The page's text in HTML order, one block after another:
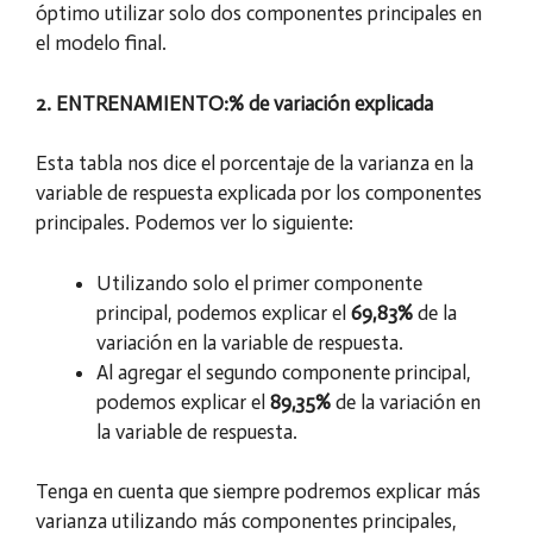
óptimo utilizar solo dos componentes principales en
el modelo final.
2. ENTRENAMIENTO:% de variación explicada
Esta tabla nos dice el porcentaje de la varianza en la
variable de respuesta explicada por los componentes
principales. Podemos ver lo siguiente:
Utilizando solo el primer componente
principal, podemos explicar el 69,83% de la
variación en la variable de respuesta.
Al agregar el segundo componente principal,
podemos explicar el 89,35% de la variación en
la variable de respuesta.
Tenga en cuenta que siempre podremos explicar más
varianza utilizando más componentes principales,